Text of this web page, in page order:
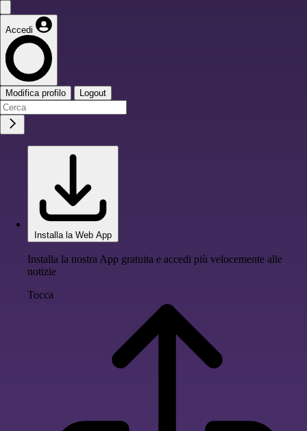
Accedi
Modifica profilo Logout
Installa la Web App
Installa la nostra App gratuita e accedi più velocemente alle
notizie
Tocca